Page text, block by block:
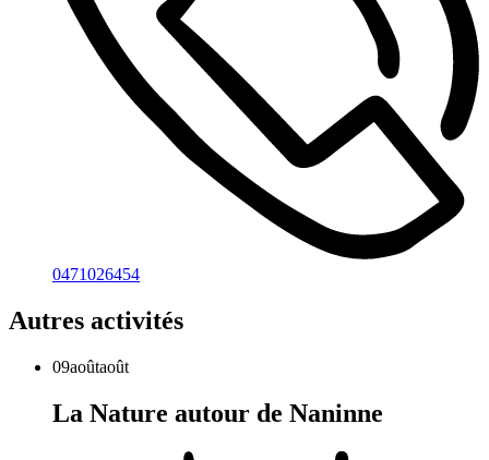
0471026454
Autres activités
09aoûtaoût
La Nature autour de Naninne